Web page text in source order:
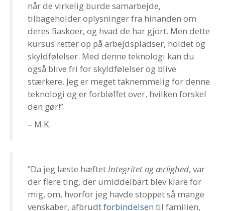
når de virkelig burde samarbejde,
tilbageholder oplysninger fra hinanden om
deres fiaskoer, og hvad de har gjort. Men dette
kursus retter op på arbejdspladser, holdet og
skyldfølelser. Med denne teknologi kan du
også blive fri for skyldfølelser og blive
stærkere. Jeg er meget taknemmelig for denne
teknologi og er forbløffet over, hvilken forskel
den gør!”
– M.K.
”Da jeg læste hæftetIntegritet og ærlighed, var
der flere ting, der umiddelbart blev klare for
mig, om, hvorfor jeg havde stoppet så mange
venskaber, afbrudtforbindelsen til familien,